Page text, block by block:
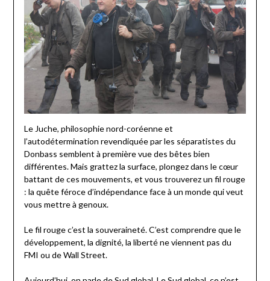
Le Juche, philosophie nord-coréenne et
l’autodétermination revendiquée par les séparatistes du
Donbass semblent à première vue des bêtes bien
différentes. Mais grattez la surface, plongez dans le cœur
battant de ces mouvements, et vous trouverez un fil rouge
: la quête féroce d’indépendance face à un monde qui veut
vous mettre à genoux.
Le fil rouge c’est la souveraineté. C’est comprendre que le
développement, la dignité, la liberté ne viennent pas du
FMI ou de Wall Street.